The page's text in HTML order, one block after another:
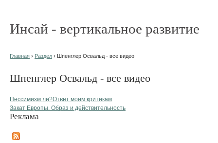
Инсай - вертикальное развитие
Главная › Раздел › Шпенглер Освальд - все видео
Шпенглер Освальд - все видео
Пессимизм ли?Ответ моим критикам
Закат Европы. Образ и действительность
Реклама